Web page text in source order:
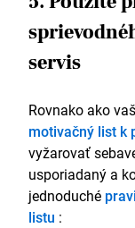
servis
Rovnako ako
motivačný list k
vyžarovať
usporiadaný a
jednoduché
listu :